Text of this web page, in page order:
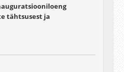
tähtsusest ja